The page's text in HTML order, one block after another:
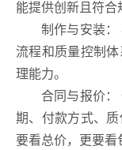
能提供创新且符合
制作与安装：
流程和质量控制
理能力。
合同与报价
期、付款方式、
要看总价，更要看